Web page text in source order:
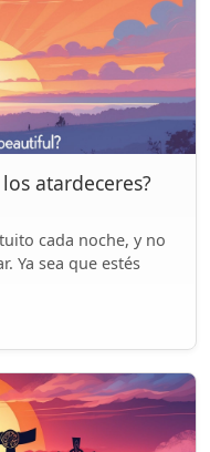
atardeceres?
cada noche, y no
Ya sea que estés